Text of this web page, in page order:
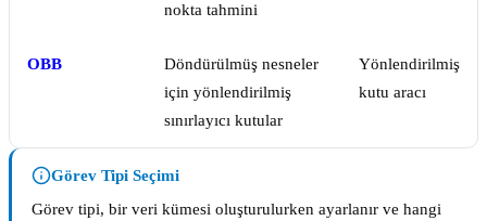
nokta tahmini
OBB
Döndürülmüş nesneler
için yönlendirilmiş
sınırlayıcı kutular
Yönlendirilmiş
kutu aracı
Görev Tipi Seçimi
Görev tipi, bir veri kümesi oluşturulurken ayarlanır ve hangi